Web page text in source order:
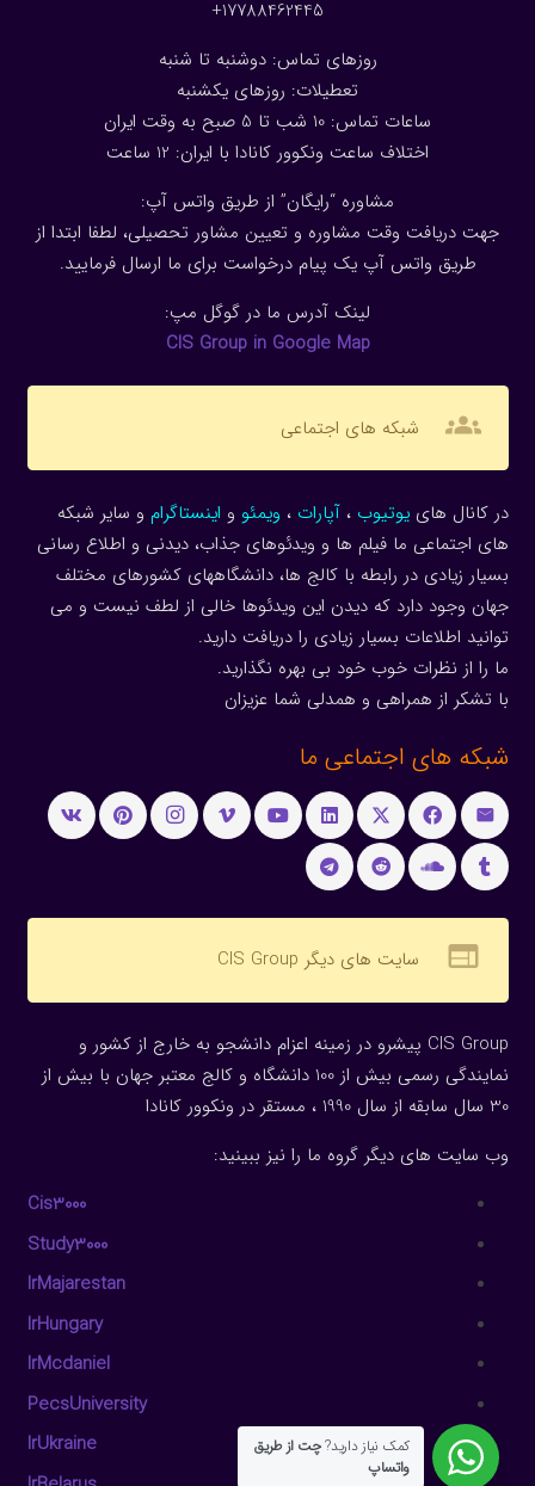
17788462445+
روزهای تماس: دوشنبه تا شنبه
تعطیلات: روزهای یکشنبه
ساعات تماس: 10 شب تا 5 صبح به وقت ایران
اختلاف ساعت ونکوور کانادا با ایران: 1 2 ساعت
مشاوره “رایگان” از طریق واتس آپ:
جهت دریافت وقت مشاوره و تعیین مشاور تحصیلی، لطفا ابتدا از
طریق واتس آپ یک پیام درخواست برای ما ارسال فرمایید.
لینک آدرس ما در گوگل مپ:
CIS Group in Google Map
groups شبکه های اجتماعی
در کانال هاییوتیوب ، آپارات ، ویمئو و اینستاگرام و سایر شبکه
های اجتماعی ما فیلم ها و ویدئوهای جذاب، دیدنی و اطلاع رسانی
بسیار زیادی در رابطه با کالج ها، دانشگاههای کشورهای مختلف
جهان وجود دارد که دیدن این ویدئوها خالی از لطف نیست و می
توانید اطلاعات بسیار زیادی را دریافت دارید.
ما را از نظرات خوب خود بی بهره نگذارید.
با تشکر از همراهی و همدلی شما عزیزان
شبکه های اجتماعی ما
web سایت های دیگر CIS Group
CIS Group پیشرو در زمینه اعزام دانشجو به خارج از کشور و
نمایندگی رسمی بیش از 100 دانشگاه و کالج معتبر جهان با بیش از
30 سال سابقه از سال 1990 ، مستقر در ونکوور کانادا
وب سایت های دیگر گروه ما را نیز ببینید:
Cis3000
Study3000
IrMajarestan
IrHungary
IrMcdaniel
PecsUniversity
IrUkraine
کمک نیاز دارید?چت از طریق
واتساپ